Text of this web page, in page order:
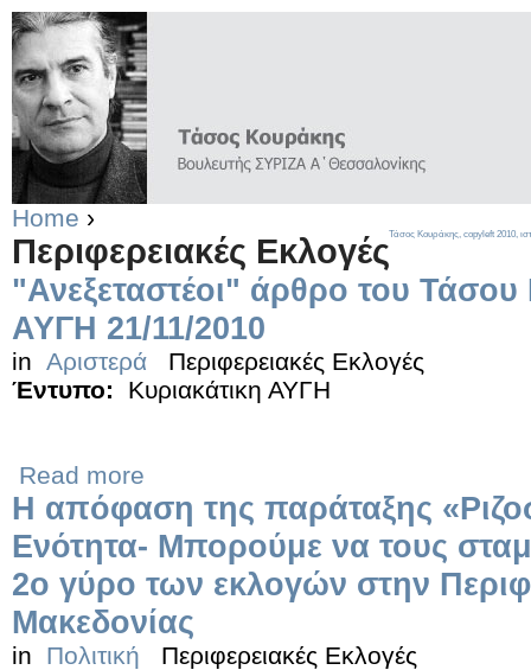
Home ›
Περιφερειακές Εκλογές
"Ανεξεταστέοι" άρθρο του
ΑΥΓΗ 21/11/2010
in Αριστερά
Περιφερειακές Εκλογές
Έντυπο:
Κυριακάτικη ΑΥΓΗ
Read more
H απόφαση της παράταξης
Ενότητα- Μπορούμε να τους
2ο γύρο των εκλογών στην
Μακεδονίας
in Πολιτική Περιφερειακές Εκλογές
Τάσος Κουράκης, copyleft 2010,